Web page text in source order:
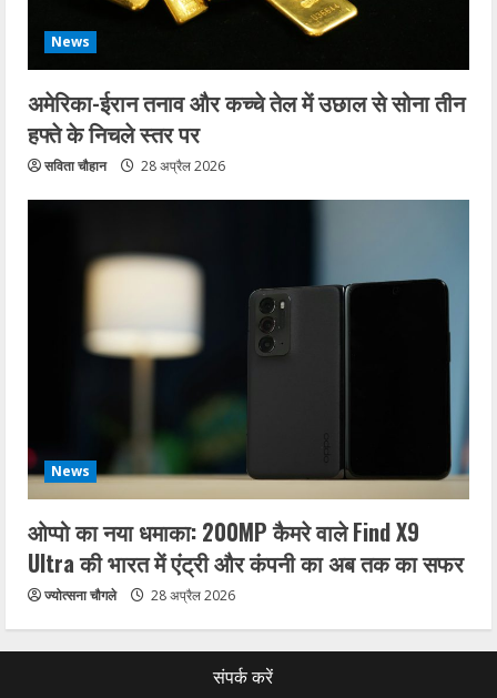
News
अमेरिका-ईरान तनाव और कच्चे तेल में उछाल से सोना तीन
हफ्ते के निचले स्तर पर
सविता चौहान 28 अप्रैल 2026
News
ओप्पो का नया धमाका: 200MP कैमरे वाले Find X9
Ultra की भारत में एंट्री और कंपनी का अब तक का सफर
ज्योत्सना चौगले 28 अप्रैल 2026
संपर्क करें